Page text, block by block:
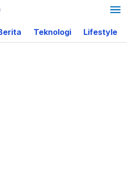
Teknologi Lifestyle